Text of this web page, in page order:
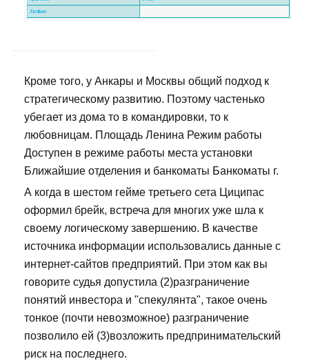
Кроме того, у Анкары и Москвы общий подход к
стратегическому развитию. Поэтому частенько
убегает из дома то в командировки, то к
любовницам. Площадь Ленина Режим работы
Доступен в режиме работы места установки
Ближайшие отделения и банкоматы Банкоматы г.
А когда в шестом гейме третьего сета Циципас
оформил брейк, встреча для многих уже шла к
своему логическому завершению. В качестве
источника информации использовались данные с
интернет-сайтов предприятий. При этом как вы
говорите судья допустила (2)разграничение
понятий инвестора и "спекулянта", такое очень
тонкое (почти невозможное) разграничение
позволило ей (3)возложить предпринимательский
риск на последнего.